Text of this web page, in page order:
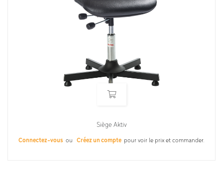
Siège Aktiv
Connectez-vous ou Créez un compte pour voir le prix et commander.